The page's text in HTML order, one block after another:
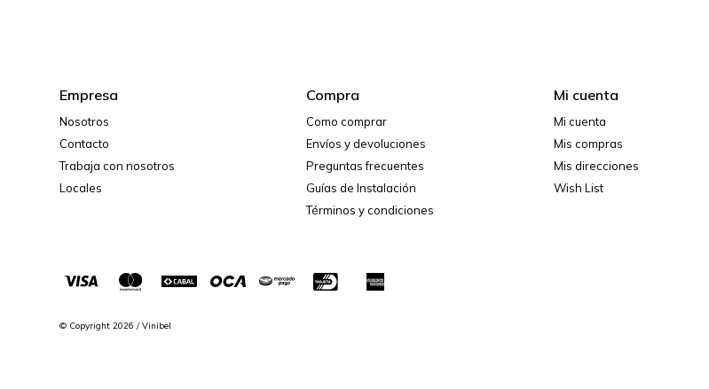
Empresa
Nosotros
Contacto
Trabaja con nosotros
Locales
Compra
Como comprar
Envíos y devoluciones
Preguntas frecuentes
Guías de Instalación
Términos y condiciones
Mi cuenta
Mi cuenta
Mis compras
Mis direcciones
Wish List
© Copyright 2026 / Vinibel